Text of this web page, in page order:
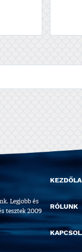
Legjobb és
tesztek 2009
RÓLUNK